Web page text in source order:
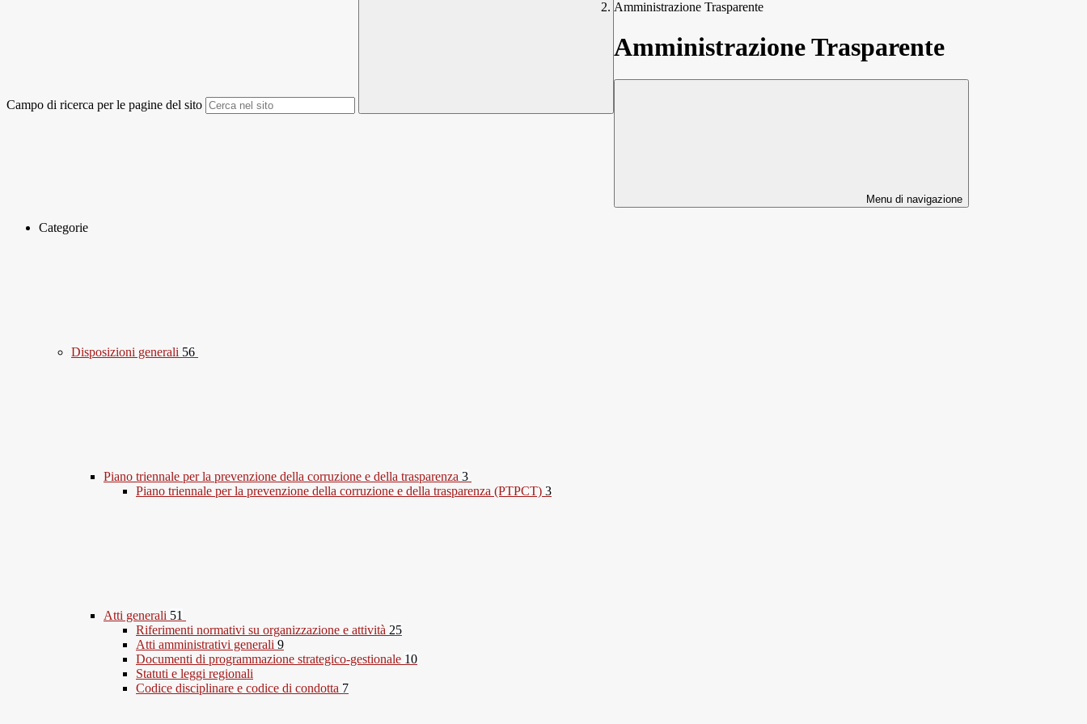
Campo di ricerca per le pagine del sito
Amministrazione Trasparente
Amministrazione Trasparente
Menu di navigazione
Categorie
Disposizioni generali 56
Piano triennale per la prevenzione della corruzione e della trasparenza 3
Piano triennale per la prevenzione della corruzione e della trasparenza (PTPCT) 3
Atti generali 51
Riferimenti normativi su organizzazione e attività 25
Atti amministrativi generali 9
Documenti di programmazione strategico-gestionale 10
Statuti e leggi regionali
Codice disciplinare e codice di condotta 7